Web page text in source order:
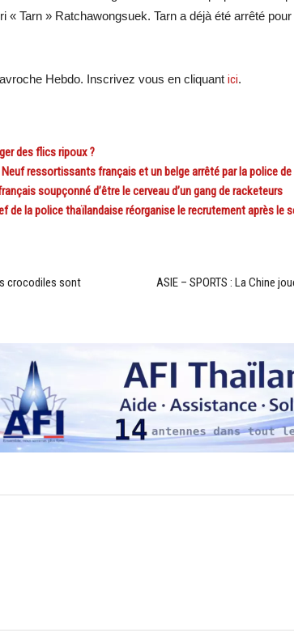
« Tarn » Ratchawongsuek. Tarn a déjà été arrêté
Hebdo. Inscrivez vous en cliquant ici.
des flics ripoux ?
Neuf ressortissants français et un belge arrêté par la police
soupçonné d’être le cerveau d’un gang de racketeurs
de la police thaïlandaise réorganise le recrutement après le
crocodiles sont
ASIE – SPORTS : La Chine